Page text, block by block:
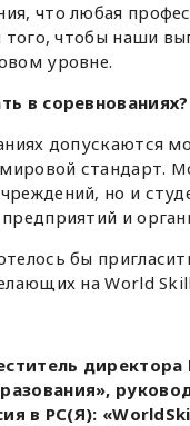
что любая
того, чтобы наши
уровне.
в соревнованиях?
допускаются
стандарт.
но и
и
бы
на World
директора
в РС(Я):